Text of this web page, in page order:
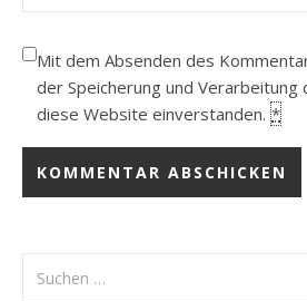
Mit dem Absenden des
der Speicherung und Verarbeitung
diese Website einverstanden. *